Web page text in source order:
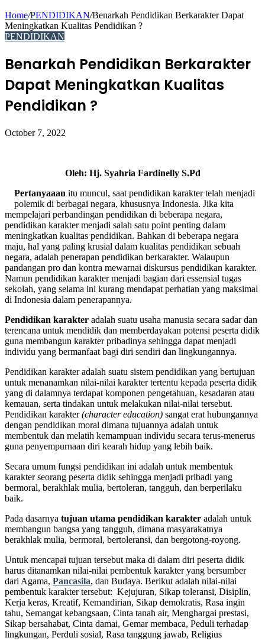
Home/PENDIDIKAN/Benarkah Pendidikan Berkarakter Dapat
Meningkatkan Kualitas Pendidikan ?
PENDIDIKAN
Benarkah Pendidikan Berkarakter
Dapat Meningkatkan Kualitas
Pendidikan ?
October 7, 2022
Oleh: Hj. Syahria Fardinelly S.Pd
Pertanyaaan itu muncul, saat pendidikan karakter telah menjadi
polemik di berbagai negara, khususnya Indonesia. Jika kita
mempelajari perbandingan pendidikan di beberapa negara,
pendidikan karakter menjadi salah satu point penting dalam
meningkatkan kualitas pendidikan. Bahkan di beberapa negara
maju, hal yang paling krusial dalam kualitas pendidikan sebuah
negara, adalah penerapan pendidikan berkarakter. Walaupun
pandangan pro dan kontra mewarnai diskursus pendidikan karakter.
Namun pendidikan karakter menjadi bagian dari essensial tugas
sekolah, yang selama ini kurang mendapat perhatian yang maksimal
di Indonesia dalam penerapannya.
Pendidikan karakter adalah suatu usaha manusia secara sadar dan
terencana untuk mendidik dan memberdayakan potensi peserta didik
guna membangun karakter pribadinya sehingga dapat menjadi
individu yang bermanfaat bagi diri sendiri dan lingkungannya.
Pendidikan karakter adalah suatu sistem pendidikan yang bertujuan
untuk menanamkan nilai-nilai karakter tertentu kepada peserta didik
yang di dalamnya terdapat komponen pengetahuan, kesadaran atau
kemauan, serta tindakan untuk melakukan nilai-nilai tersebut.
Pendidikan karakter(character education) sangat erat hubungannya
dengan pendidikan moral dimana tujuannya adalah untuk
membentuk dan melatih kemampuan individu secara terus-menerus
guna penyempurnaan diri kearah hidup yang lebih baik.
Secara umum fungsi pendidikan ini adalah untuk membentuk
karakter seorang peserta didik sehingga menjadi pribadi yang
bermoral, berakhlak mulia, bertoleran, tangguh, dan berperilaku
baik.
Pada dasarnya tujuan utama pendidikan karakter adalah untuk
membangun bangsa yang tangguh, dimana masyarakatnya
berakhlak mulia, bermoral, bertoleransi, dan bergotong-royong.
Untuk mencapai tujuan tersebut maka di dalam diri peserta didik
harus ditanamkan nilai-nilai pembentuk karakter yang bersumber
dari Agama, Pancasila, dan Budaya. Berikut adalah nilai-nilai
pembentuk karakter tersebut: Kejujuran, Sikap toleransi, Disiplin,
Kerja keras, Kreatif, Kemandirian, Sikap demokratis, Rasa ingin
tahu, Semangat kebangsaan, Cinta tanah air, Menghargai prestasi,
Sikap bersahabat, Cinta damai, Gemar membaca, Peduli terhadap
lingkungan, Perduli sosial, Rasa tanggung jawab, Religius